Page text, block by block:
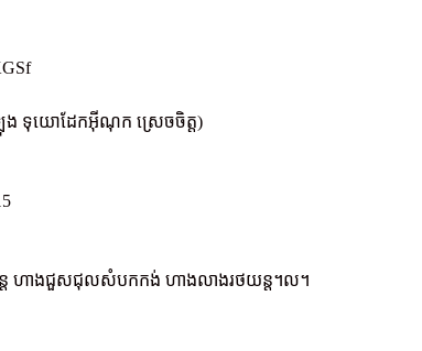
ង ទុយោដែកអ៊ីណុក ស្រេចចិត្ត)
ត ហាងជួសជុលសំបកកង់ ហាងលាងរថយន្ត។ល។